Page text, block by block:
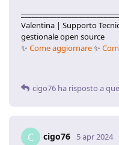
Valentina | Supporto
gestionale open source
✨ Come aggiornare✨
cigo76 ha risposto a
C cigo76 5 apr 2024